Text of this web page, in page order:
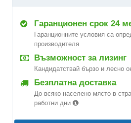
Гаранционен срок 24
Гаранционните условия са
производителя
Възможност за лизинг
Кандидатствай бързо и лесно
Безплатна доставка
До всяко населено място в
работни дни